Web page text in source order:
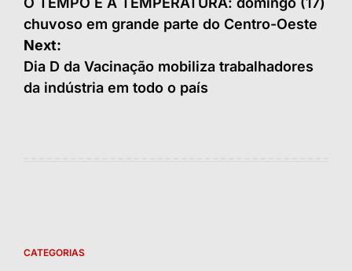
de
Post
chuvoso em grande parte do Centro-Oeste
Next:
Dia D da Vacinação mobiliza trabalhadores
da indústria em todo o país
CATEGORIAS